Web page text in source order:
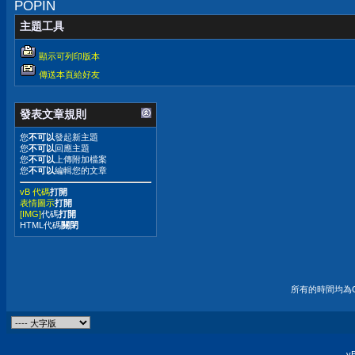
POPIN
主題工具
顯示可列印版本
傳送本頁給好友
發表文章規則
您不可以發起新主題
您不可以 回應主題
您不可以 上傳附加檔案
您不可以編輯您的文章
vB 代碼打開
表情圖示打開
[IMG]代碼打開
HTML代碼關閉
所有的時間均為